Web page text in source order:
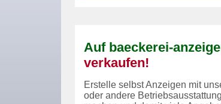
Auf baeckerei-
verkaufen!
Erstelle selbst Anzeigen mit
oder andere